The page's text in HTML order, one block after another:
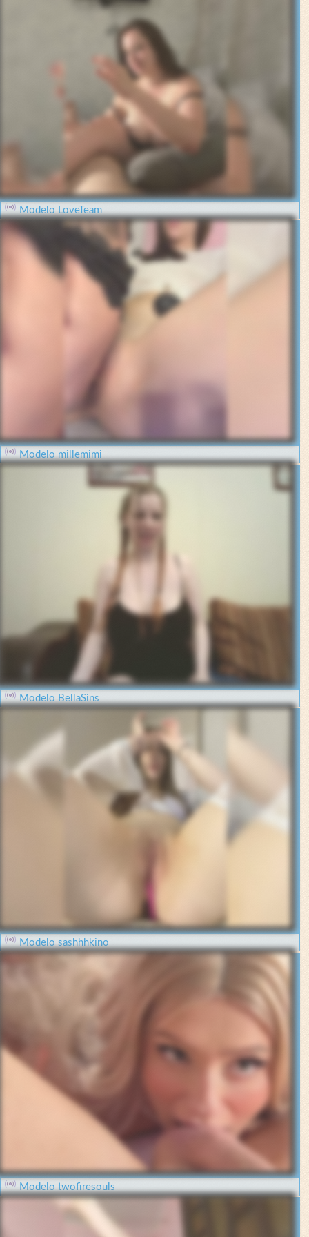
Modelo LoveTeam
Modelo millemimi
Modelo BellaSins
Modelo sashhhkino
Modelo twofiresouls